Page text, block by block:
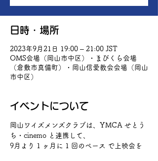
日時・場所
2023年9月21日 19:00 – 21:00 JST
OMS会場（岡山市中区）・まびくら会場
（倉敷市真備町）・岡山信愛教会会場（岡山
市中区）
イベントについて
岡山ワイズメンズクラブは、YMCA せとう
ち・cinemo と連携して、
9月より 1 ヶ月に 1 回のペース で上映会を